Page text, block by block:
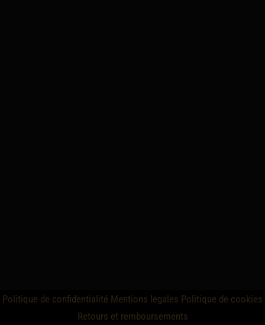
Politique de confidentialité Mentions legales Politique de cookies
Retours et remboursements